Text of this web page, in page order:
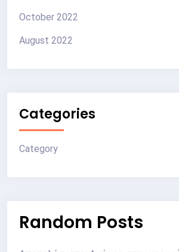
October 2022
August 2022
Categories
Category
Random Posts